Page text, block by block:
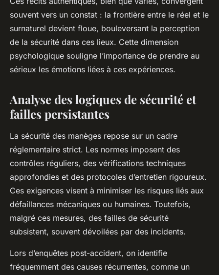
souvent vers un constat : la frontière entre le réel et le
surnaturel devient floue, bouleversant la perception
de la sécurité dans ces lieux. Cette dimension
psychologique souligne l’importance de prendre au
sérieux les émotions liées à ces expériences.
Analyse des logiques de sécurité et
failles persistantes
La sécurité des manèges repose sur un cadre
réglementaire strict. Les normes imposent des
contrôles réguliers, des vérifications techniques
approfondies et des protocoles d’entretien rigoureux.
Ces exigences visent à minimiser les risques liés aux
défaillances mécaniques ou humaines. Toutefois,
malgré ces mesures, des failles de sécurité
subsistent, souvent dévoilées par des incidents.
Lors d’enquêtes post-accident, on identifie
fréquemment des causes récurrentes, comme un